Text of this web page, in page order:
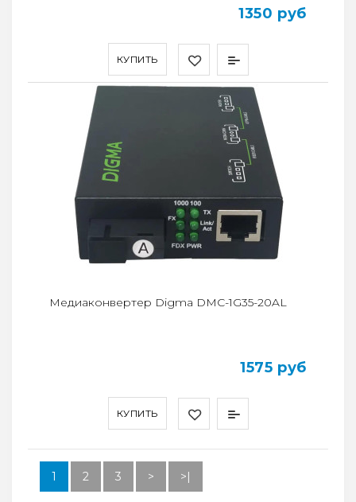
КУПИТЬ
1350 руб
КУПИТЬ
Медиаконвертер Digma DMC-1G35-20AL
1575 руб
1 2 3 > >|